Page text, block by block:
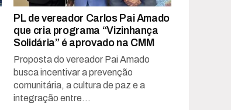
PL de vereador Carlos Pai Amado
que cria programa “Vizinhança
Solidária” é aprovado na CMM
Proposta do vereador Pai Amado
busca incentivar a prevenção
comunitária, a cultura de paz e a
integração entre...